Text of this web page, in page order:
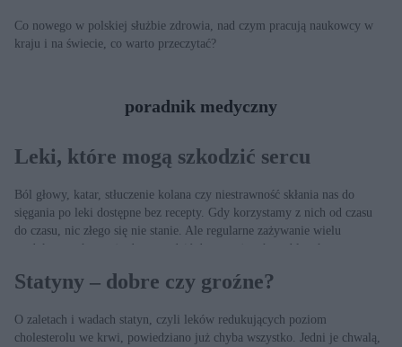
Co nowego w polskiej służbie zdrowia, nad czym pracują naukowcy w
kraju i na świecie, co warto przeczytać?
poradnik medyczny
Leki, które mogą szkodzić sercu
Ból głowy, katar, stłuczenie kolana czy niestrawność skłania nas do
sięgania po leki dostępne bez recepty. Gdy korzystamy z nich od czasu
do czasu, nic złego się nie stanie. Ale regularne zażywanie wielu
medykamentów może doprowadzić do poważnych problemów
naczyniowego.
Statyny – dobre czy groźne?
O zaletach i wadach statyn, czyli leków redukujących poziom
cholesterolu we krwi, powiedziano już chyba wszystko. Jedni je chwalą,